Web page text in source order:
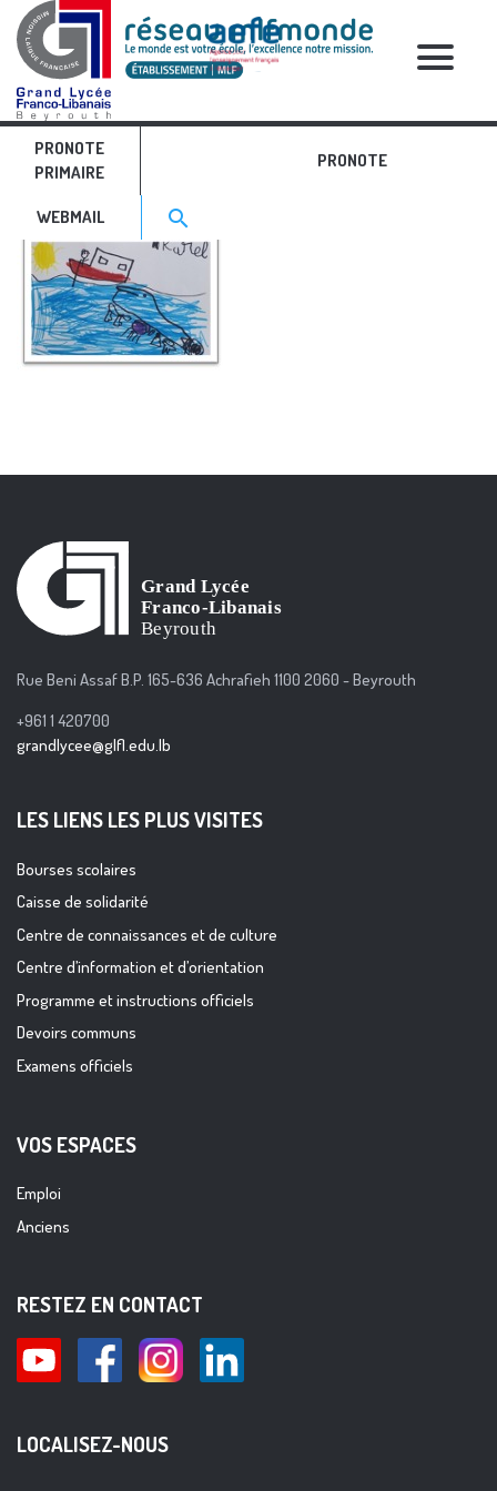
PRONOTE
PRIMAIRE
PRONOTE
WEBMAIL Search for:>
search
RELATIVE POSTS
anglais 6
Rue Beni Assaf B.P. 165-636 Achrafieh 1100 2060 - Beyrouth
+961 1 420700
grandlycee@glfl.edu.lb
LES LIENS LES PLUS VISITES
Bourses scolaires
Caisse de solidarité
Centre de connaissances et de culture
Centre d’information et d’orientation
Programme et instructions officiels
Devoirs communs
Examens officiels
VOS ESPACES
Emploi
Anciens
RESTEZ EN CONTACT
LOCALISEZ-NOUS